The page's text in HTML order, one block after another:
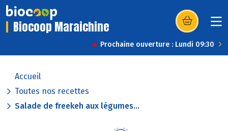
Biocoop Maraichine (s’ouvre dans
Prochaine ouverture : Lundi 09:30
Accueil
Toutes nos recettes
Salade de freekeh aux légumes...